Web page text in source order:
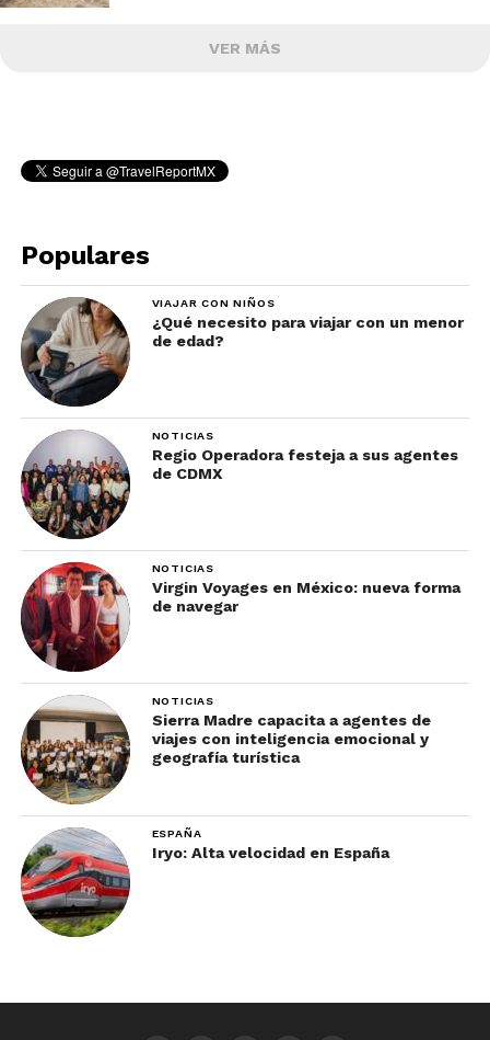
VER MÁS
Populares
VIAJAR CON NIÑOS
¿Qué necesito para viajar con un menor
de edad?
NOTICIAS
Regio Operadora festeja a sus agentes
de CDMX
NOTICIAS
Virgin Voyages en México: nueva forma
de navegar
NOTICIAS
Sierra Madre capacita a agentes de
viajes con inteligencia emocional y
geografía turística
ESPAÑA
Iryo: Alta velocidad en España